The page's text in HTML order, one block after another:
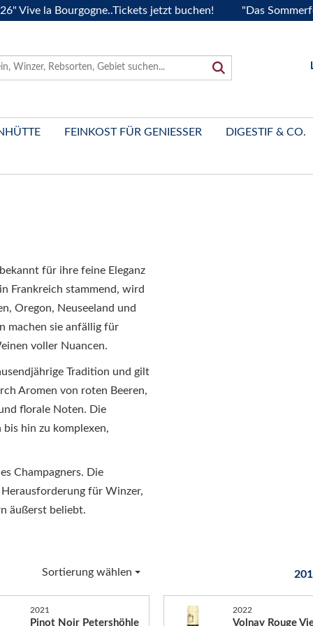
la Bourgogne..Tickets jetzt buchen! "Das Sommerfest
FEINKOST FÜR GENIESSER DIGESTIF & CO.
für ihre feine Eleganz
Frankreich stammend, wird
Oregon, Neuseeland und
machen sie anfällig für
voller Nuancen.
Tradition und gilt
Aromen von roten Beeren,
florale Noten. Die
hin zu komplexen,
Champagners. Die
für Winzer,
äußerst beliebt.
Sortierung wählen
2021
Pinot Noir Petershöhle
2022
Volnay Rouge